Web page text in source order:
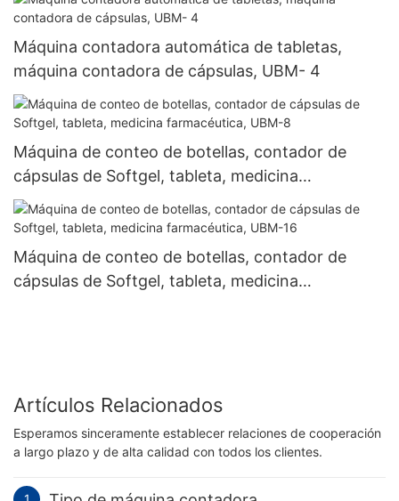
Máquina contadora automática de tabletas,
máquina contadora de cápsulas, UBM- 4
Máquina de conteo de botellas, contador de
cápsulas de Softgel, tableta, medicina
farmacéutica, UBM-8
Máquina de conteo de botellas, contador de
cápsulas de Softgel, tableta, medicina
Artículos Relacionados
Esperamos sinceramente establecer relaciones de cooperación
a largo plazo y de alta calidad con todos los clientes.